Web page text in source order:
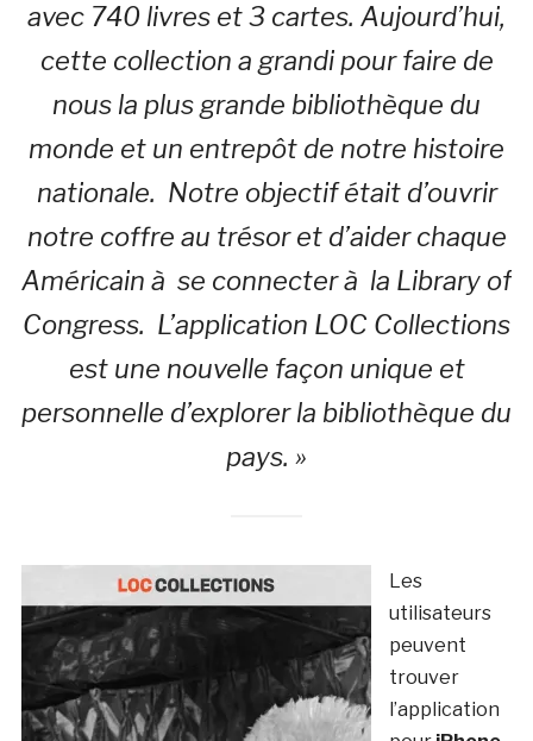
avec 740 livres et 3 cartes. Aujourd’hui,
cette collection a grandi pour faire de
nous la plus grande bibliothèque du
monde et un entrepôt de notre histoire
nationale. Notre objectif était d’ouvrir
notre coffre au trésor et d’aider chaque
Américain à se connecter à la Library of
Congress. L’application LOC Collections
est une nouvelle façon unique et
personnelle d’explorer la bibliothèque du
pays. »
Les
utilisateurs
peuvent
trouver
l’application